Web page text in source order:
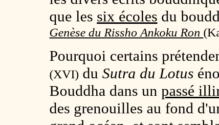
que les six écoles du
Genèse du Rissho Ankoku Ron (
Pourquoi certains
(XVI) du Sutra du Lotus
Bouddha dans un passé
des grenouilles au fond